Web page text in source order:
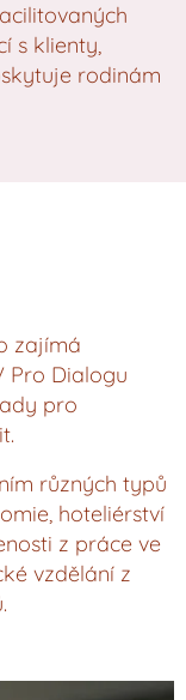
s klienty,
rodinám
zajímá
Pro Dialogu
pro
různých typů
hoteliérství
z práce ve
vzdělání z